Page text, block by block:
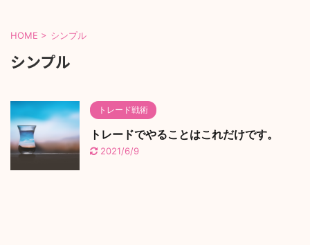
HOME > シンプル
シンプル
トレード戦術
トレードでやることはこれだけです。
2021/6/9